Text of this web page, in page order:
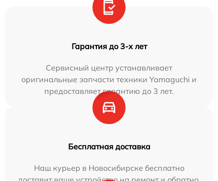
Гарантия до 3-х лет
Сервисный центр устанавливает
оригинальные запчасти техники Yamaguchi и
предоставляет гарантию до 3 лет.
Бесплатная доставка
Наш курьер в Новосибирске бесплатно